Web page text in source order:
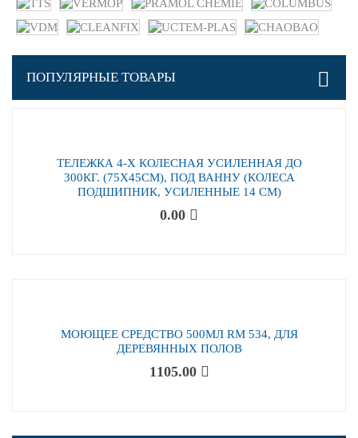
ПОПУЛЯРНЫЕ ТОВАРЫ
ТЕЛЕЖКА 4-Х КОЛЕСНАЯ УСИЛЕННАЯ ДО
300КГ. (75Х45СМ), ПОД ВАННУ (КОЛЕСА
ПОДШИПНИК, УСИЛЕННЫЕ 14 СМ)
0.00
МОЮЩЕЕ СРЕДСТВО 500МЛ RM 534, ДЛЯ
ДЕРЕВЯННЫХ ПОЛОВ
1105.00